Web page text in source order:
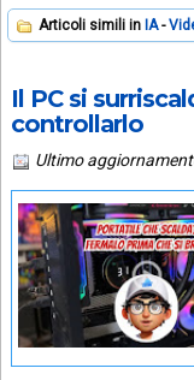
Articoli simili in IA
Il PC si
controllarlo
Ultimo